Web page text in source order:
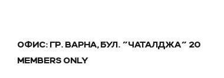
ОФИС: ГР. ВАРНА, БУЛ. "ЧАТАЛДЖА" 20
MEMBERS ONLY